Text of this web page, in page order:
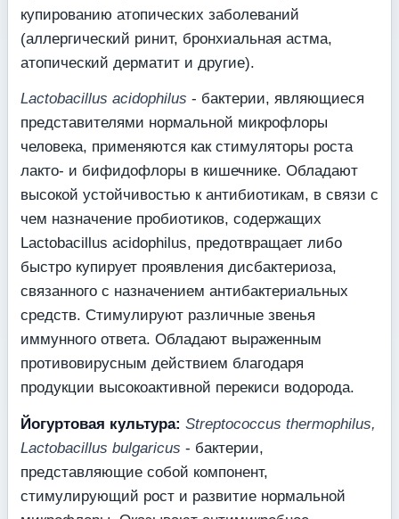
купированию атопических заболеваний
(аллергический ринит, бронхиальная астма,
атопический дерматит и другие).
Lactobacillus acidophilus - бактерии, являющиеся
представителями нормальной микрофлоры
человека, применяются как стимуляторы роста
лакто- и бифидофлоры в кишечнике. Обладают
высокой устойчивостью к антибиотикам, в связи с
чем назначение пробиотиков, содержащих
Lactobacillus acidophilus, предотвращает либо
быстро купирует проявления дисбактериоза,
связанного с назначением антибактериальных
средств. Стимулируют различные звенья
иммунного ответа. Обладают выраженным
противовирусным действием благодаря
продукции высокоактивной перекиси водорода.
Йогуртовая культура: Streptococcus thermophilus,
Lactobacillus bulgaricus - бактерии,
представляющие собой компонент,
стимулирующий рост и развитие нормальной